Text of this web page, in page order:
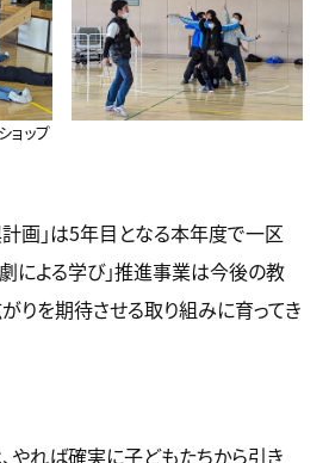
ョップ
画」は5年目となる本年度で一区
劇による学び」推進事業は今後の教
りを期待させる取り組みに育ってき
、やれば確実に子どもたちから引き